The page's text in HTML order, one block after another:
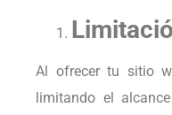
Al ofrecer tu sitio
limitando el